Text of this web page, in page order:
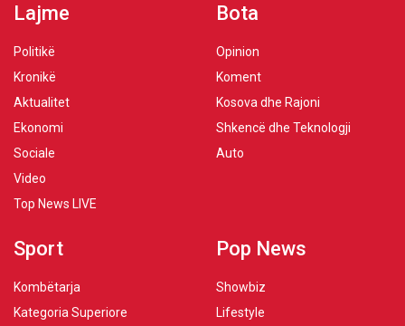
Lajme
Politikë
Kronikë
Aktualitet
Ekonomi
Sociale
Video
Top News LIVE
Bota
Opinion
Koment
Kosova dhe Rajoni
Shkencë dhe Teknologji
Auto
Sport
Kombëtarja
Kategoria Superiore
Pop News
Showbiz
Lifestyle